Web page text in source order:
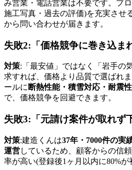
み営業・電話営業は不要です。プ
施工写真・過去の評価)を充実させ
から問い合わせが届きます。
失敗2:「価格競争に巻き込ま
対策:「最安値」ではなく「岩手の
求すれば、価格より品質で選ばれ
ールに断熱性能・積雪対応・耐震
で、価格競争を回避できます。
失敗3:「元請け案件が取れず
対策:建造くんは37年・7000件の実
運営しているため、顧客からの信
率が高い(登録後1ヶ月以内に80%が